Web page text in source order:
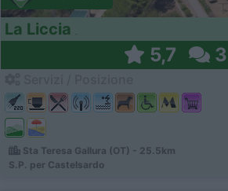
La Liccia
5,7 3
Sta Teresa Gallura (OT) - 25.5km
S.P. per Castelsardo